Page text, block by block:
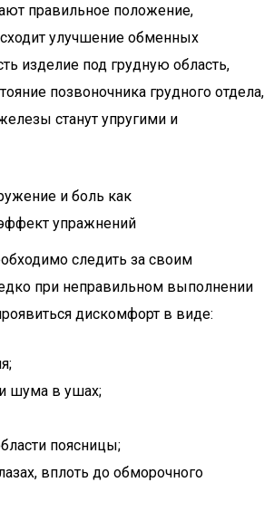
правильное положение,
улучшение обменных
изделие под грудную область,
позвоночника грудного отдела,
станут упругими и
следить за своим
при неправильном выполнении
дискомфорт в виде:
шума в ушах;
поясницы;
вплоть до обморочного